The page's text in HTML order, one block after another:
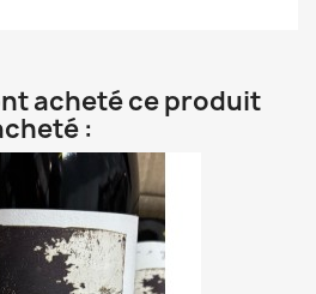
acheté ce produit
: